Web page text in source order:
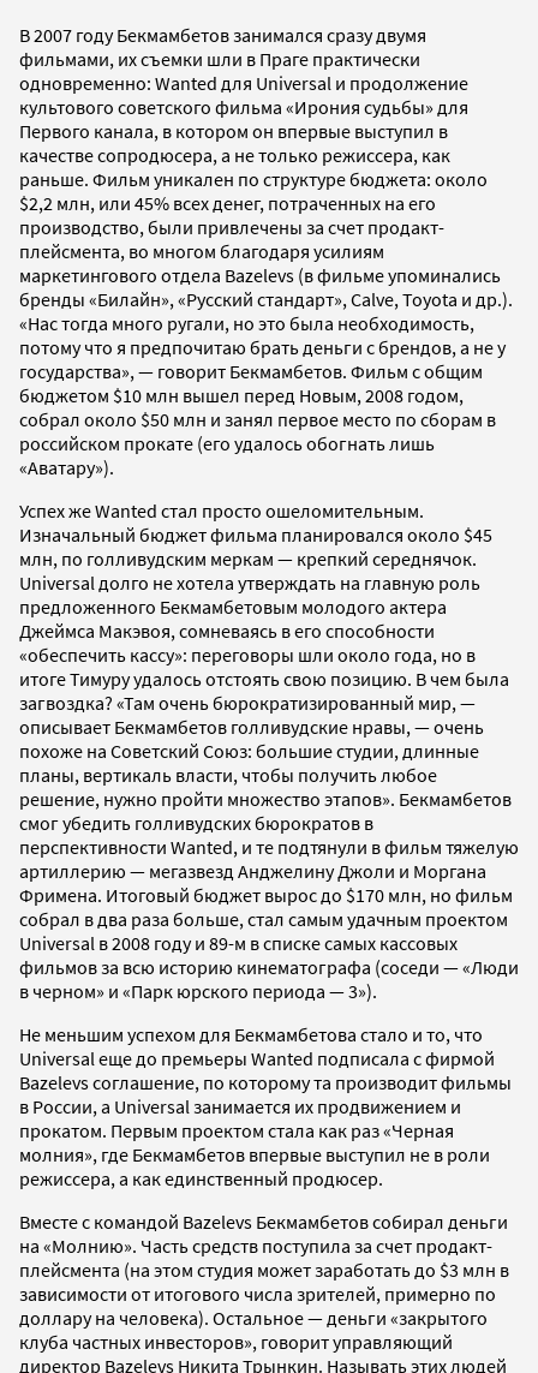
В 2007 году Бекмамбетов занимался сразу двумя
фильмами, их съемки шли в Праге практически
одновременно: Wanted для Universal и продолжение
культового советского фильма «Ирония судьбы» для
Первого канала, в котором он впервые выступил в
качестве сопродюсера, а не только режиссера, как
раньше. Фильм уникален по структуре бюджета: около
$2,2 млн, или 45% всех денег, потраченных на его
производство, были привлечены за счет продакт-
плейсмента, во многом благодаря усилиям
маркетингового отдела Bazelevs (в фильме упоминались
бренды «Билайн», «Русский стандарт», Calve, Toyota и др.).
«Нас тогда много ругали, но это была необходимость,
потому что я предпочитаю брать деньги с брендов, а не у
государства», — говорит Бекмамбетов. Фильм с общим
бюджетом $10 млн вышел перед Новым, 2008 годом,
собрал около $50 млн и занял первое место по сборам в
российском прокате (его удалось обогнать лишь
«Аватару»).
Успех же Wanted стал просто ошеломительным.
Изначальный бюджет фильма планировался около $45
млн, по голливудским меркам — крепкий середнячок.
Universal долго не хотела утверждать на главную роль
предложенного Бекмамбетовым молодого актера
Джеймса Макэвоя, сомневаясь в его способности
«обеспечить кассу»: переговоры шли около года, но в
итоге Тимуру удалось отстоять свою позицию. В чем была
загвоздка? «Там очень бюрократизированный мир, —
описывает Бекмамбетов голливудские нравы, — очень
похоже на Советский Союз: большие студии, длинные
планы, вертикаль власти, чтобы получить любое
решение, нужно пройти множество этапов». Бекмамбетов
смог убедить голливудских бюрократов в
перспективности Wanted, и те подтянули в фильм тяжелую
артиллерию — мегазвезд Анджелину Джоли и Моргана
Фримена. Итоговый бюджет вырос до $170 млн, но фильм
собрал в два раза больше, стал самым удачным проектом
Universal в 2008 году и 89-м в списке самых кассовых
фильмов за всю историю кинематографа (соседи — «Люди
в черном» и «Парк юрского периода — 3»).
Не меньшим успехом для Бекмамбетова стало и то, что
Universal еще до премьеры Wanted подписала с фирмой
Bazelevs соглашение, по которому та производит фильмы
в России, а Universal занимается их продвижением и
прокатом. Первым проектом стала как раз «Черная
молния», где Бекмамбетов впервые выступил не в роли
режиссера, а как единственный продюсер.
Вместе с командой Bazelevs Бекмамбетов собирал деньги
на «Молнию». Часть средств поступила за счет продакт-
плейсмента (на этом студия может заработать до $3 млн в
зависимости от итогового числа зрителей, примерно по
доллару на человека). Остальное — деньги «закрытого
клуба частных инвесторов», говорит управляющий
директор Bazelevs Никита Трынкин. Называть этих людей